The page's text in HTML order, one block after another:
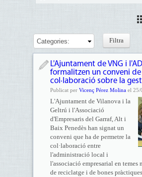
Categories:
L'Ajuntament de VNG i
formalitzen un conveni de
col·laboració sobre la
Publicat per Vicenç Pérez Molinael 25/
L'Ajuntament de Vilanova i la
Geltrú i l'Associació
d'Empresaris del Garraf, Alt i
Baix Penedès han signat un
conveni que ha de permetre la
col·laboració entre
l'administració local i
l'associació empresarial en temes
de reciclatge i de bones